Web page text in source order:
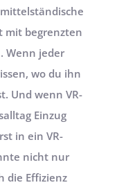
mit begrenzten
Wenn jeder
wo du ihn
Und wenn VR-
Einzug
in ein VR-
nicht nur
die Effizienz